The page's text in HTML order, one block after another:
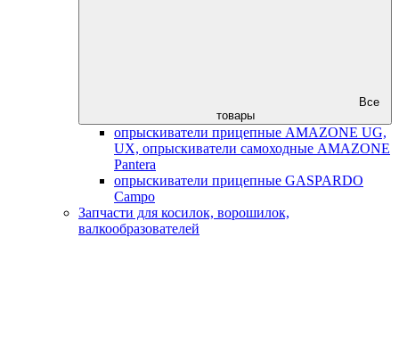
Все
товары
опрыскиватели прицепные AMAZONE UG,
UX, опрыскиватели самоходные AMAZONE
Pantera
опрыскиватели прицепные GASPARDO
Campo
Запчасти для косилок, ворошилок,
валкообразователей